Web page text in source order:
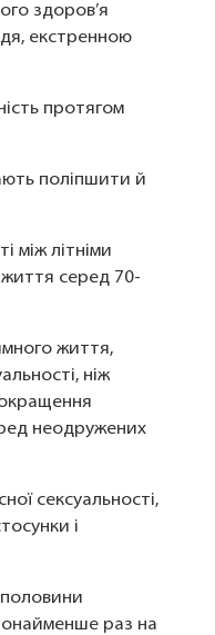
здоров’я
екстренною
протягом
поліпшити й
між літніми
життя серед 70-
життя,
ніж
неодружених
сексуальності,
і
раз на